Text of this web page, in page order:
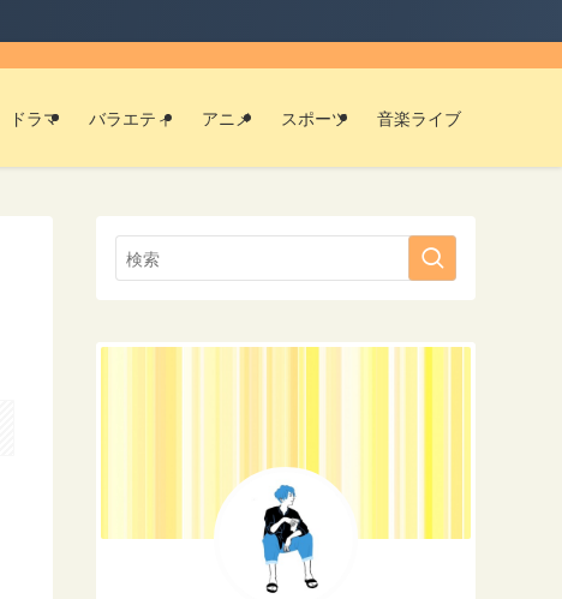
ドラマ バラエティ アニメ スポーツ 音楽ライブ